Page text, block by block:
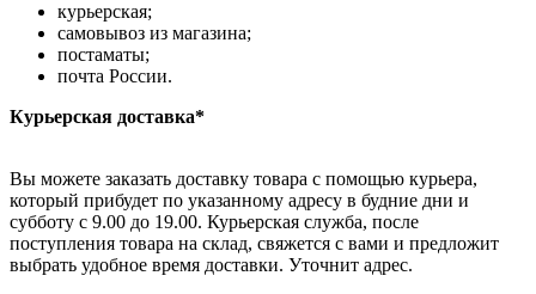
курьерская;
самовывоз из магазина;
постаматы;
почта России.
Курьерская доставка*
Вы можете заказать доставку товара с помощью курьера,
который прибудет по указанному адресу в будние дни и
субботу с 9.00 до 19.00. Курьерская служба, после
поступления товара на склад, свяжется с вами и предложит
выбрать удобное время доставки. Уточнит адрес.